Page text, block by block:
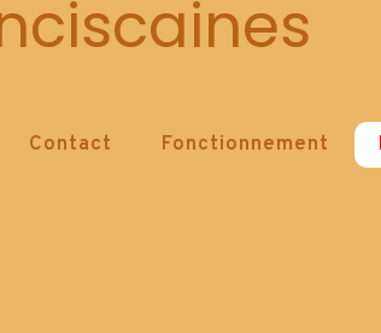
Contact Fonctionnement